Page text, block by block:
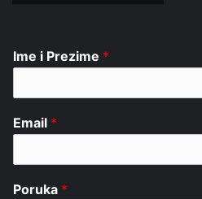
Ime i Prezime *
Email *
Poruka *